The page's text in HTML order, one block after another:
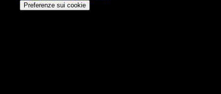
Preferenze sui cookie